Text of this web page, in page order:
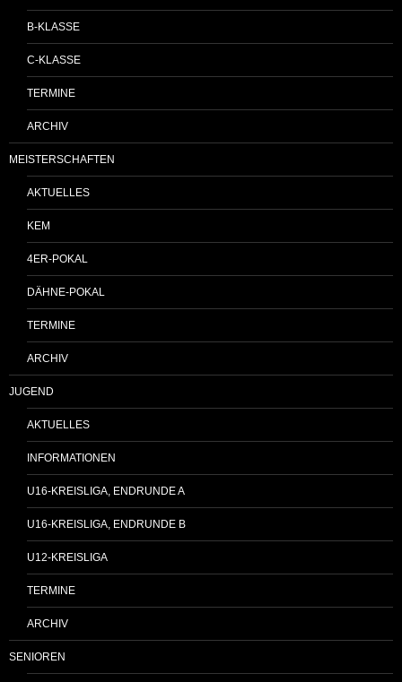
B-KLASSE
C-KLASSE
TERMINE
ARCHIV
MEISTERSCHAFTEN
AKTUELLES
KEM
4ER-POKAL
DÄHNE-POKAL
TERMINE
ARCHIV
JUGEND
AKTUELLES
INFORMATIONEN
U16-KREISLIGA, ENDRUNDE A
U16-KREISLIGA, ENDRUNDE B
U12-KREISLIGA
TERMINE
ARCHIV
SENIOREN